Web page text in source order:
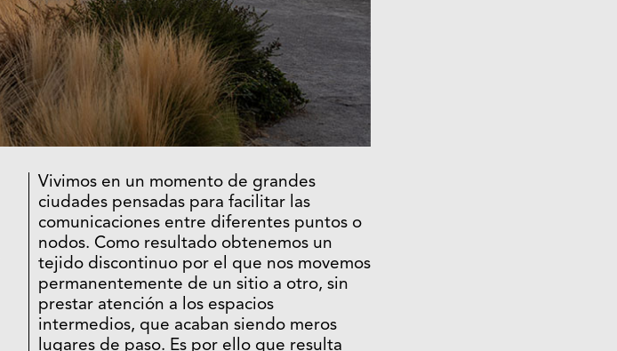
Vivimos en un momento de grandes
ciudades pensadas para facilitar las
comunicaciones entre diferentes puntos o
nodos. Como resultado obtenemos un
tejido discontinuo por el que nos movemos
permanentemente de un sitio a otro, sin
prestar atención a los espacios
intermedios, que acaban siendo meros
lugares de paso. Es por ello que resulta